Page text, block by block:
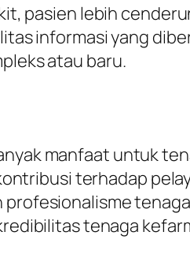
pasien lebih
informasi yang
atau baru.
manfaat untuk
terhadap
tenaga